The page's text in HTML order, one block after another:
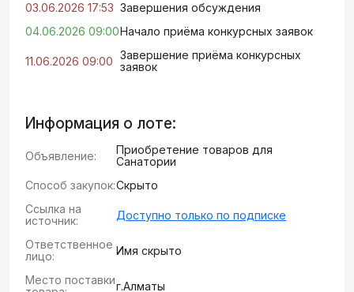
03.06.2026 17:53 Завершения обсуждения
04.06.2026 09:00Начало приёма конкурсных заявок
11.06.2026 09:00 Завершение приёма конкурсных
заявок
Информация о лоте:
Объявление:
Приобретение товаров для
Санатории
Способ закупок:Скрыто
Ссылка на
источник:
Доступно только по подписке
Ответственное
лицо:
Имя скрыто
Место поставкиг.Алматы